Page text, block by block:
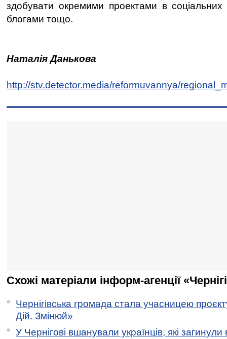
здобувати окремими проектами в
блогами тощо.
Наталія Данькова
http://stv.detector.media/reformuvannya/
Схожі матеріали інформ-агенції
Чернігівська громада стала учасницею
Дій. Змінюй»
У Чернігові вшанували українців, які загинули